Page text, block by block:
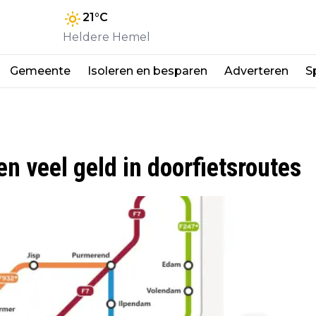
21°C
Heldere Hemel
Gemeente Isoleren en besparen Adverteren
veel geld in doorfietsroutes